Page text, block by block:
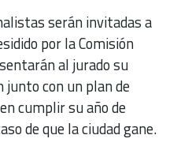
serán invitadas a
por la Comisión
al jurado su
con un plan de
cumplir su año de
de que la ciudad gane.